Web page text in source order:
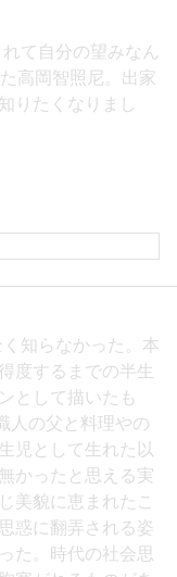
て自分の望みなん
高岡智照尼。出家
りたくなりまし
知らなかった。本
度するまでの半生
として描いたも
人の父と料理やの
児として生れた以
かったと思える実
美貌に恵まれたこ
惑に翻弄される姿
た。時代の社会思